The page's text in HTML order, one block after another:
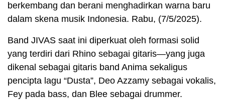
berkembang dan berani menghadirkan warna baru
dalam skena musik Indonesia. Rabu, (7/5/2025).
Band JIVAS saat ini diperkuat oleh formasi solid
yang terdiri dari Rhino sebagai gitaris—yang juga
dikenal sebagai gitaris band Anima sekaligus
pencipta lagu “Dusta”, Deo Azzamy sebagai vokalis,
Fey pada bass, dan Blee sebagai drummer.